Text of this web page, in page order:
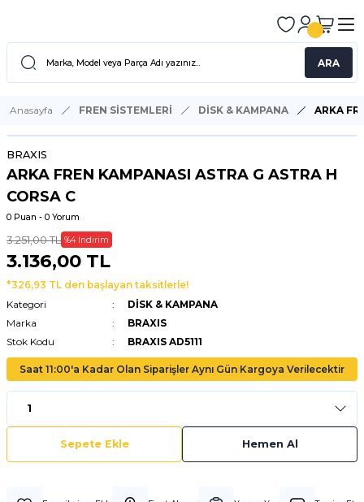
ARA
Anasayfa FREN SİSTEMLERİ DİSK & KAMPANA ARKA
BRAXIS
ARKA FREN KAMPANASI ASTRA G ASTRA H
CORSA C
0 Puan - 0 Yorum
3.251,00 TL %4 İndirim
3.136,00 TL
*326,93 TL den başlayan taksitlerle!
Kategori
DİSK & KAMPANA
Marka
BRAXIS
Stok Kodu
BRAXIS AD5111
Saat 11:00'a Kadar Olan Siparişler Aynı Gün Kargoya Verilecektir
Sepete Ekle Hemen Al